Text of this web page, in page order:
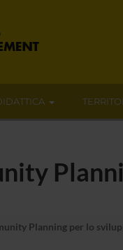
Planning per lo